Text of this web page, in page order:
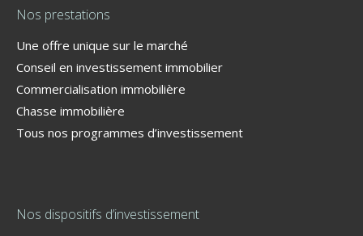
Nos prestations
Une offre unique sur le marché
Conseil en investissement immobilier
Commercialisation immobilière
Chasse immobilière
Tous nos programmes d’investissement
Nos dispositifs d’investissement